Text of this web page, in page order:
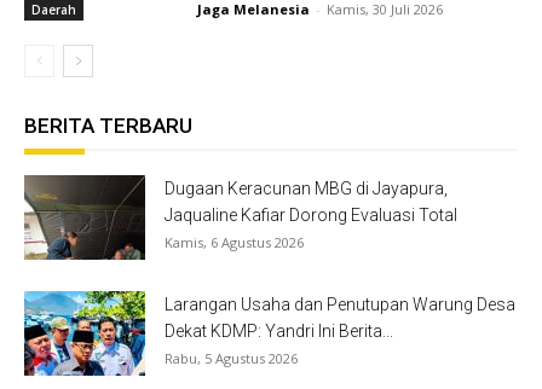
Daerah Jaga Melanesia - Kamis, 30 Juli 2026
BERITA TERBARU
Dugaan Keracunan MBG di Jayapura,
Jaqualine Kafiar Dorong Evaluasi Total
Kamis, 6 Agustus 2026
Larangan Usaha dan Penutupan Warung Desa
Dekat KDMP: Yandri Ini Berita...
Rabu, 5 Agustus 2026